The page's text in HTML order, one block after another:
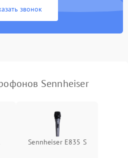
звонок
Sennheiser
Sennheiser E835 S